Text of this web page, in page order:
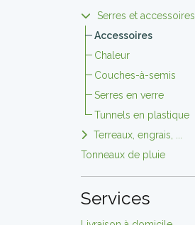
Serres et accessoires
Accessoires
Chaleur
Couches-à-semis
Serres en verre
Tunnels en plastique
Terreaux, engrais, ...
Tonneaux de pluie
Services